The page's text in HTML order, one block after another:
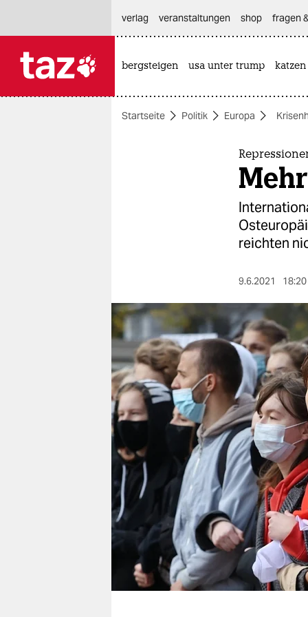
themen
berlin
nord
wahrheit
verlag
veranstaltungen
shop
fragen & hilfe
unterstützen
abo
genossenschaft
verlag
veranstaltungen shop fragen
bergsteigen usa unter trump katzen
Startseite Politik Europa
reichten
9.6.2021